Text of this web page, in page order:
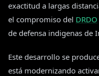
exactitud a largas
el compromiso del DRDO
de defensa indigenas de
Este desarrollo se
está modernizando